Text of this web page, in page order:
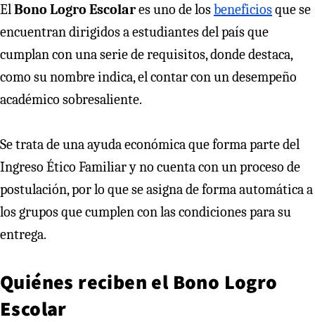
ElBono Logro Escolares uno de losbeneficiosque se
encuentran dirigidos a estudiantes del país que
cumplan con una serie de requisitos, donde destaca,
como su nombre indica, el contar con un desempeño
académico sobresaliente.
Se trata de una ayuda económica que forma parte del
Ingreso Ético Familiar y no cuenta con un proceso de
postulación, por lo que se asigna de forma automática a
los grupos que cumplen con las condiciones para su
entrega.
Quiénes reciben el Bono Logro
Escolar